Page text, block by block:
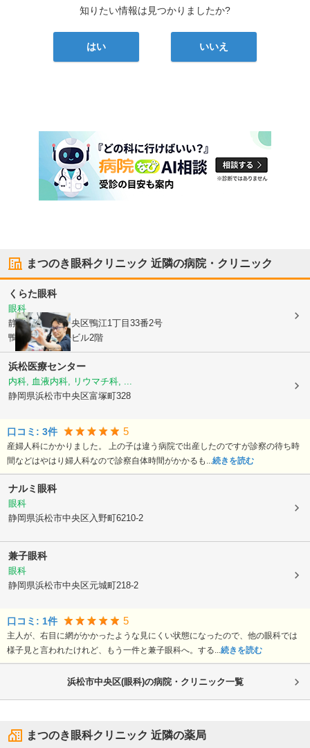
知りたい情報は見つかりましたか?
はい いいえ
まつのき眼科クリニック 近隣の病院・クリニック
くらた眼科
眼科
静岡県浜松市中央区鴨江1丁目33番2号
鴨江メディカルビル2階
浜松医療センター
内科, 血液内科, リウマチ科, ...
静岡県浜松市中央区富塚町328
口コミ: 3件 5
産婦人科にかかりました。 上の子は違う病院で出産したのですが診察の待ち時
間などはやはり婦人科なので診察自体時間がかかるも...続きを読む
ナルミ眼科
眼科
静岡県浜松市中央区 入野町6210-2
兼子眼科
眼科
静岡県浜松市中央区元城町218-2
口コミ: 1件 5
主人が、右目に網がかかったような見にくい状態になったので、他の眼科では
様子見と言われたけれど、もう一件と兼子眼科へ。する...続きを読む
浜松市中央区(眼科)の病院・クリニック一覧
まつのき眼科クリニック 近隣の薬局